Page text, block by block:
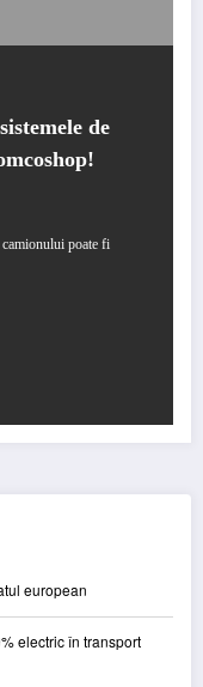
de
poate fi
european
electric în transport